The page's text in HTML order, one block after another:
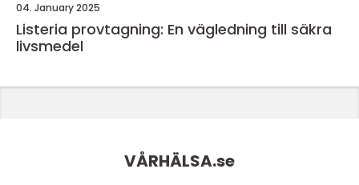
04. January 2025
Listeria provtagning: En vägledning till säkra
livsmedel
VÅRHÄLSA.se